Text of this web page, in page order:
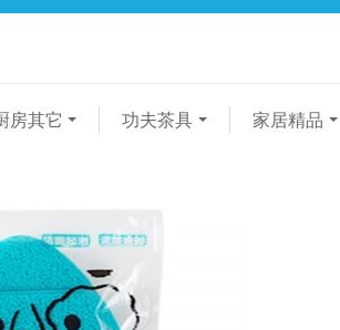
房其它 功夫茶具 家居精品